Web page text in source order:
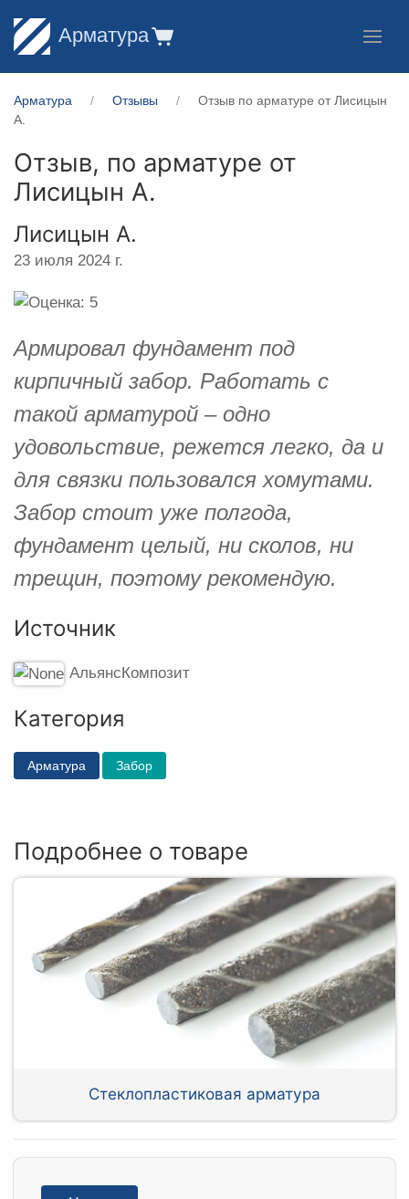
Арматура
Арматура Отзывы
Отзыв по арматуре от Лисицын
А.
Отзыв, по арматуре от
Лисицын А.
Лисицын А.
23 июля 2024 г.
Армировал фундамент под
кирпичный забор. Работать с
такой арматурой – одно
удовольствие, режется легко, да и
для связки пользовался хомутами.
Забор стоит уже полгода,
фундамент целый, ни сколов, ни
трещин, поэтому рекомендую.
Источник
АльянсКомпозит
Категория
Арматура Забор
Подробнее о товаре
Стеклопластиковая арматура